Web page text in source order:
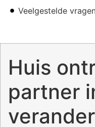
Veelgestelde
Huis
partner